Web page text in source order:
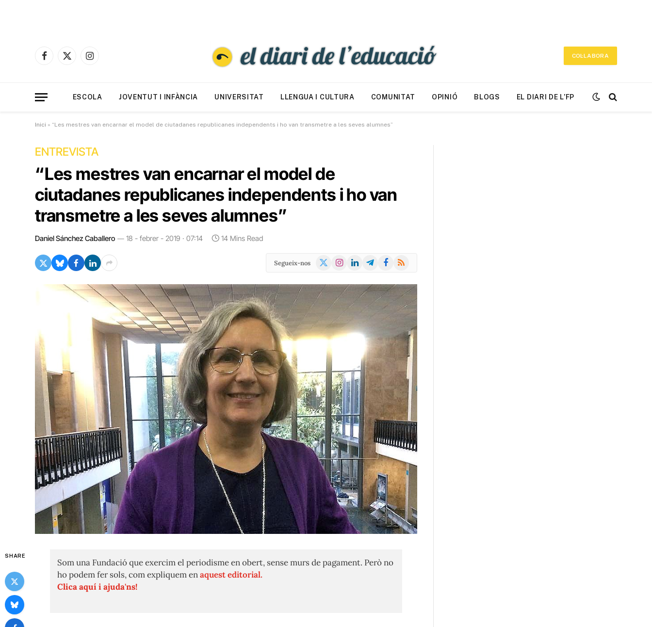
Facebook
X
Instagram
COL·LABORA
ESCOLA JOVENTUT I INFÀNCIA UNIVERSITAT LLENGUA I CULTURA COMUNITAT OPINIÓ BLOGS EL DIARI DE L’FP
Inici » “Les mestres van encarnar el model de ciutadanes republicanes independents i ho van transmetre a les seves alumnes”
ENTREVISTA
“Les mestres van encarnar el model de
ciutadanes republicanes independents i ho van
transmetre a les seves alumnes”
Daniel Sánchez Caballero 18 - febrer - 2019 · 07:14 14 Mins Read
Segueix-nos
X
Instagram
LinkedInTelegramFacebook
RSS
SHARE
Som una Fundació que exercim el periodisme en obert, sense murs de pagament. Però no
ho podem fer sols, com expliquem enaquest editorial.
Clica aquí i ajuda'ns!